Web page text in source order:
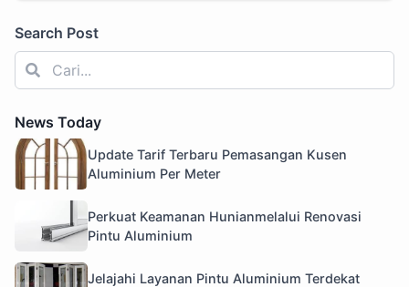
Search Post
News Today
Update Tarif Terbaru Pemasangan Kusen
Aluminium Per Meter
Perkuat Keamanan Hunianmelalui Renovasi
Pintu Aluminium
Jelajahi Layanan Pintu Aluminium Terdekat